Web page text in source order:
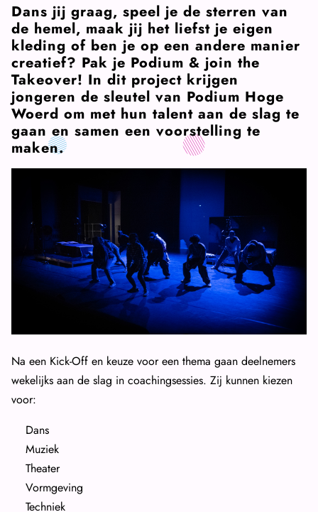
Dans jij graag, speel je de sterren van
de hemel, maak jij het liefst je eigen
kleding of ben je op een andere manier
creatief? Pak je Podium & join the
Takeover! In dit project krijgen
jongeren de sleutel van Podium Hoge
Woerd om met hun talent aan de slag te
gaan en samen een voorstelling te
maken.
Na een Kick-Off en keuze voor een thema gaan deelnemers
wekelijks aan de slag in coachingsessies. Zij kunnen kiezen
voor:
Dans
Muziek
Theater
Vormgeving
Techniek